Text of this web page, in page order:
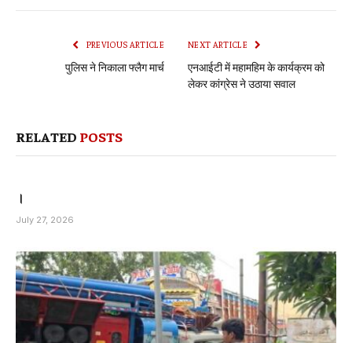
PREVIOUS ARTICLE
पुलिस ने निकाला फ्लैग मार्च
NEXT ARTICLE
एनआईटी में महामहिम के कार्यक्रम को
लेकर कांग्रेस ने उठाया सवाल
RELATED POSTS
।
July 27, 2026